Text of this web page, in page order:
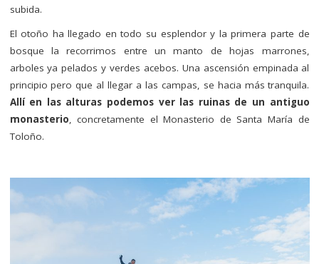
subida.
El otoño ha llegado en todo su esplendor y la primera parte de
bosque la recorrimos entre un manto de hojas marrones,
arboles ya pelados y verdes acebos. Una ascensión empinada al
principio pero que al llegar a las campas, se hacia más tranquila.
Allí en las alturas podemos ver las ruinas de un antiguo
monasterio, concretamente el Monasterio de Santa María de
Toloño.